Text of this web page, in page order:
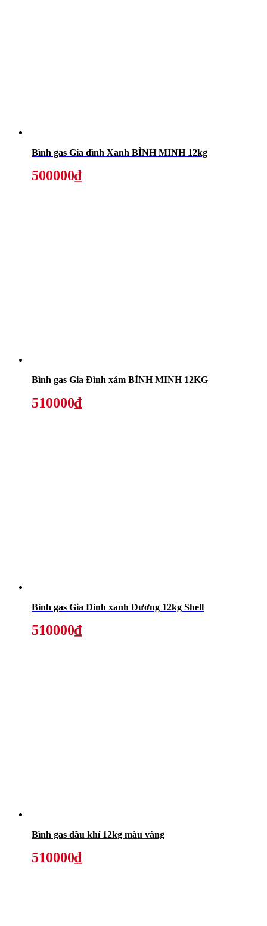
Bình gas Gia đình Xanh BÌNH MINH 12kg
500000₫
Bình gas Gia Đình xám BÌNH MINH 12KG
510000₫
Bình gas Gia Đình xanh Dương 12kg Shell
510000₫
Bình gas dầu khí 12kg màu vàng
510000₫